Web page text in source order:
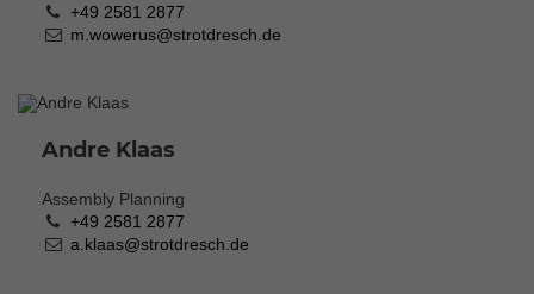
+49 2581 2877
m.wowerus@strotdresch.de
Andre Klaas
Assembly Planning
+49 2581 2877
a.klaas@strotdresch.de